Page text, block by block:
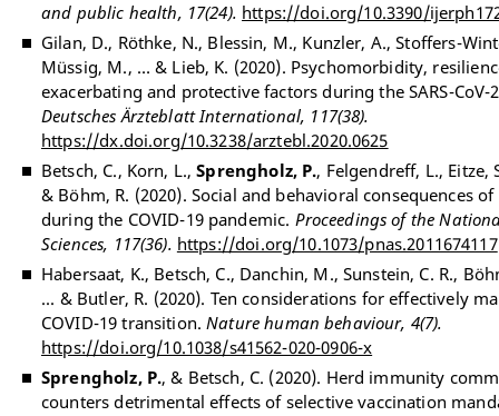
and public health, 17(24). https://doi.org/10.3390/
Gilan, D., Röthke, N., Blessin, M., Kunzler, A., Stoffers-
Müssig, M., … & Lieb, K. (2020). Psychomorbidity,
exacerbating and protective factors during the SARS-CoV-
Deutsches Ärzteblatt International, 117(38).
https://dx.doi.org/10.3238/arztebl.2020.0625
Betsch, C., Korn, L.,Sprengholz, P., Felgendreff, L., Eitze,
& Böhm, R. (2020). Social and behavioral consequences
during the COVID-19 pandemic. Proceedings of the
Sciences, 117(36). https://doi.org/10.1073/pnas.2011674117
Habersaat, K., Betsch, C., Danchin, M., Sunstein, C. R.,
... & Butler, R. (2020). Ten considerations for effectively
COVID-19 transition.Nature human behaviour, 4(7).
https://doi.org/10.1038/s41562-020-0906-x
Sprengholz, P., & Betsch, C. (2020). Herd immunity
counters detrimental effects of selective vaccination